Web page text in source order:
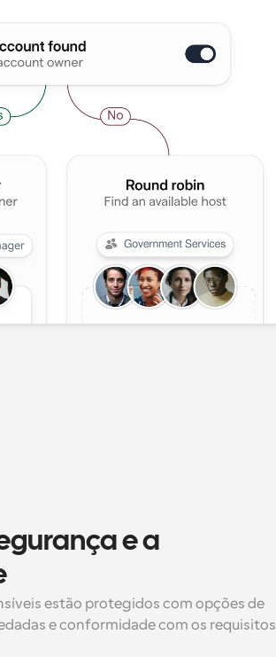
e a
estão protegidos com opções de
e conformidade com os requisitos